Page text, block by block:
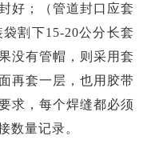
好；（管道封口应套
割下15-20公分长套
没有管帽，则采用套
再套一层，也用胶带
求，每个焊缝都必须
数量记录。